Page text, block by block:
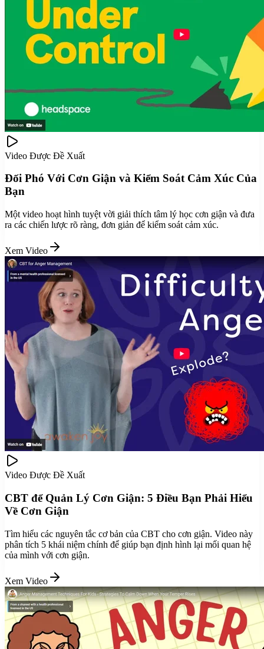
Video Được Đề Xuất
Đối Phó Với Cơn Giận và Kiểm Soát Cảm Xúc Của
Bạn
Một video hoạt hình tuyệt vời giải thích tâm lý học cơn giận và đưa
ra các chiến lược rõ ràng, đơn giản để kiểm soát cảm xúc.
Xem Video
Video Được Đề Xuất
CBT để Quản Lý Cơn Giận: 5 Điều Bạn Phải Hiểu
Về Cơn Giận
Tìm hiểu các nguyên tắc cơ bản của CBT cho cơn giận. Video này
phân tích 5 khái niệm chính để giúp bạn định hình lại mối quan hệ
của mình với cơn giận.
Xem Video